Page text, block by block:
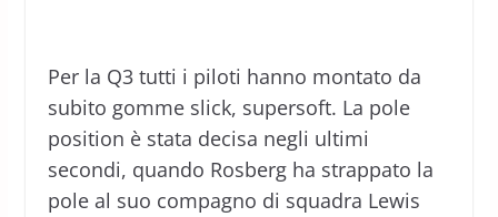
Per la Q3 tutti i piloti hanno montato da
subito gomme slick, supersoft. La pole
position è stata decisa negli ultimi
secondi, quando Rosberg ha strappato la
pole al suo compagno di squadra Lewis